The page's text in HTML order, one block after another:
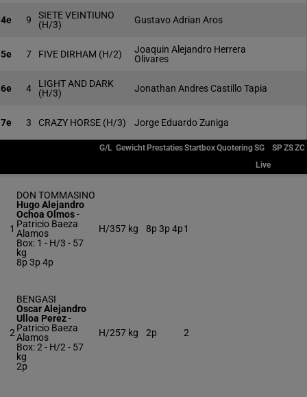
4e 9
SIETE VEINTIUNO
(H/3)
Gustavo Adrian Aros
5e 7 FIVE DIRHAM (H/2)
Joaquin Alejandro Herrera
Olivares
6e 4
LIGHT AND DARK
(H/3)
Jonathan Andres Castillo Tapia
7e 3 CRAZY HORSE (H/3) Jorge Eduardo Zuniga
G/L Gewicht PrestatiesStartboxQuoteringSG SPZSZC
Live
1
DON TOMMASINO
Hugo Alejandro
Ochoa Olmos-
Patricio Baeza
Alamos
Box: 1 - H/3 - 57
kg
8p 3p 4p
H/357 kg 8p 3p 4p1
2
BENGASI
Oscar Alejandro
Ulloa Perez-
Patricio Baeza
Alamos
Box: 2 - H/2 - 57
kg
2p
H/257 kg 2p 2